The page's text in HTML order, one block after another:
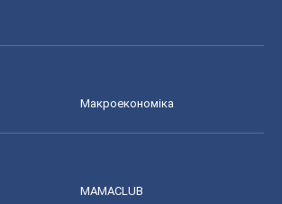
Макроекономіка
MAMACLUB